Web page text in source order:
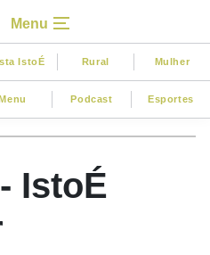
Menu
IstoÉ Rural Mulher
Podcast Esportes
IstoÉ